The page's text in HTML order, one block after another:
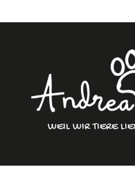
WEIL WIR TIERE